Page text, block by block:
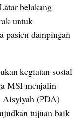
belakang
untuk
pasien dampingan
kegiatan sosial
MSI menjalin
Aisyiyah (PDA)
tujuan baik